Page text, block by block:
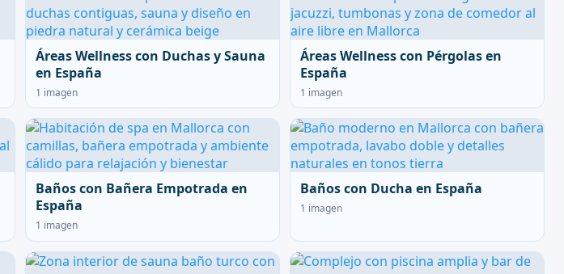
Áreas Wellness con Duchas y Sauna
en España
1 imagen
Áreas Wellness con Pérgolas en
España
1 imagen
Baños con Bañera Empotrada en
España
1 imagen
Baños con Ducha en España
1 imagen